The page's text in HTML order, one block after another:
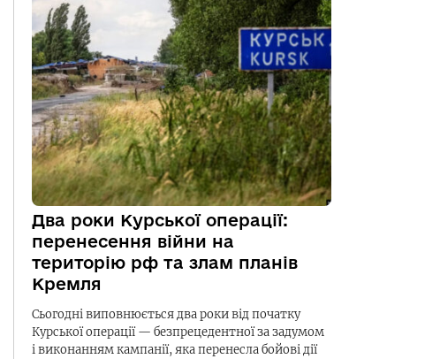
Два роки Курської операції:
перенесення війни на
територію рф та злам планів
Кремля
Сьогодні виповнюється два роки від початку
Курської операції — безпрецедентної за задумом
і виконанням кампанії, яка перенесла бойові дії